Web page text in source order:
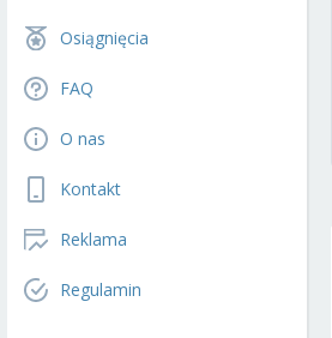
Osiągnięcia
FAQ
O nas
Kontakt
Reklama
Regulamin